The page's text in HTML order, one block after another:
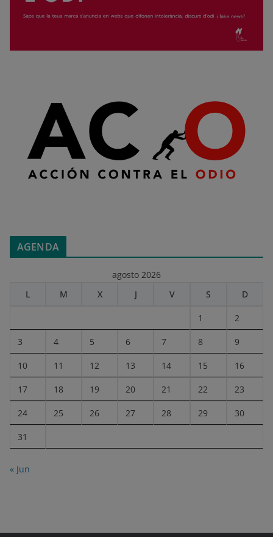
AGENDA
agosto 2026
L
M X J V S D
1 2
3 4 5 6 7 8 9
10 11 12 13 14 15 16
17 18 19 20 21 22 23
24 25 26 27 28 29 30
31
« Jun